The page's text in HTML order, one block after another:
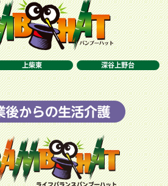
上柴東 深谷上野台